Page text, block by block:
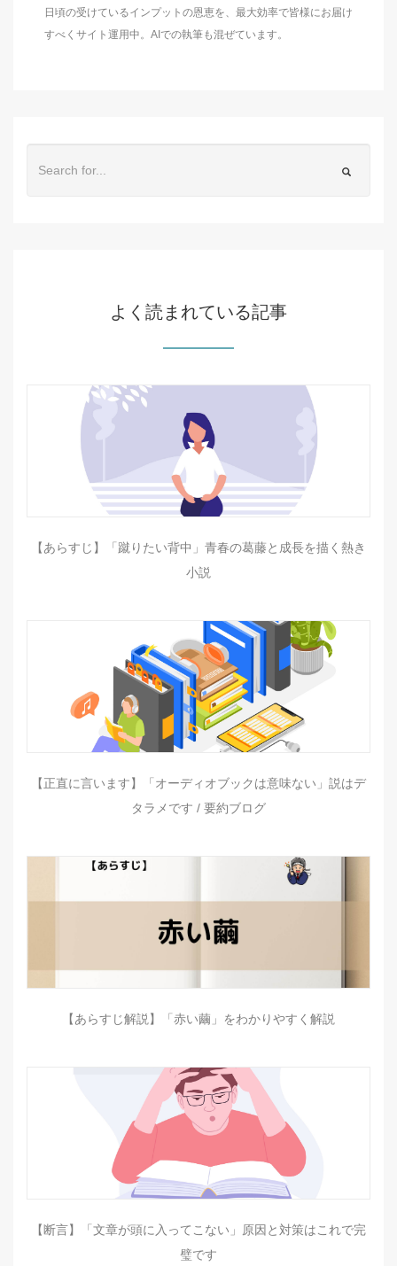
日頃の受けているインプットの恩恵を、最大効率で皆様にお届け
すべくサイト運用中。AIでの執筆も混ぜています。
よく読まれている記事
【あらすじ】「蹴りたい背中」青春の葛藤と成長を描く熱き
小説
【正直に言います】「オーディオブックは意味ない」説はデ
タラメです / 要約ブログ
【あらすじ解説】「赤い繭」をわかりやすく解説
【断言】「文章が頭に入ってこない」原因と対策はこれで完
璧です